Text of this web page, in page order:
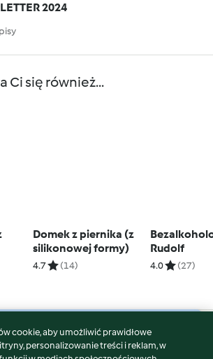
2024
Ci się również...
Domek z piernika (z
silikonowej formy)
4.7 (14)
Rudolf
4.0 (27)
cookie, aby umożliwić prawidłowe
personalizowanie treści i reklam, w